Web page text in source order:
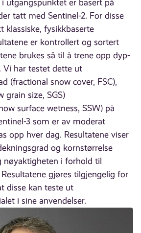
utgangspunktet er basert på
tatt med Sentinel-2. For disse
klassiske, fysikkbaserte
er kontrollert og sortert
brukes så til å trene opp dyp-
Vi har testet dette ut
(fractional snow cover, FSC),
grain size, SGS)
surface wetness, SSW) på
3 som er av moderat
opp hver dag. Resultatene viser
og kornstørrelse
i forhold til
gjøres tilgjengelig for
disse kan teste ut
i sine anvendelser.